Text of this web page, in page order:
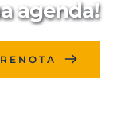
agenda!